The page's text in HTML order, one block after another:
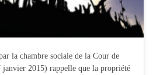
la chambre sociale de la Cour de
janvier 2015) rappelle que la propriété